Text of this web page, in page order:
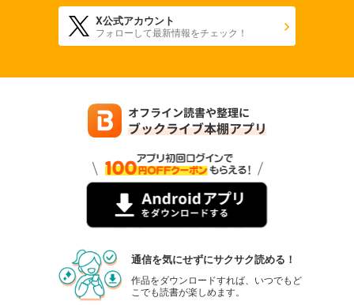
X公式アカウント
フォローして最新情報をチェック！
通信を気にせずにサクサク読める！
作品をダウンロードすれば、いつでもど
こでも読書が楽しめます。